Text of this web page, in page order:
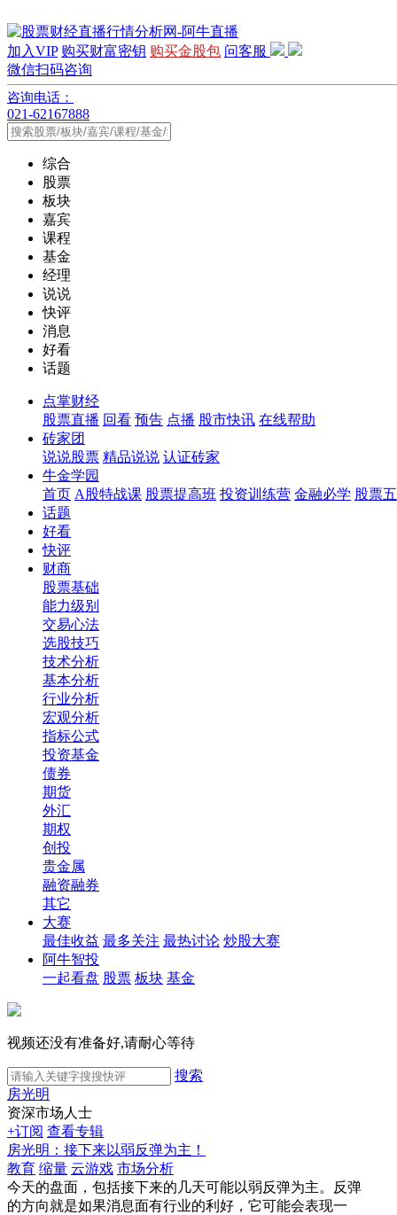
加入VIP 购买财富密钥 购买金股包 问客服
微信扫码咨询
咨询电话：
021-62167888
综合
股票
板块
嘉宾
课程
基金
经理
说说
快评
消息
好看
话题
点掌财经
股票直播 回看 预告 点播 股市快讯 在线帮助
砖家团
说说股票 精品说说 认证砖家
牛金学园
首页 A股特战课 股票提高班 投资训练营 金融必学 股票
话题
好看
快评
财商
股票基础
能力级别
交易心法
选股技巧
技术分析
基本分析
行业分析
宏观分析
指标公式
投资基金
债券
期货
外汇
期权
创投
贵金属
融资融券
其它
大赛
最佳收益 最多关注 最热讨论 炒股大赛
阿牛智投
一起看盘 股票 板块 基金
视频还没有准备好,请耐心等待
搜索
房光明
资深市场人士
+订阅 查看专辑
房光明：接下来以弱反弹为主！
教育 缩量 云游戏 市场分析
今天的盘面，包括接下来的几天可能以弱反弹为主。反弹
的方向就是如果消息面有行业的利好，它可能会表现一